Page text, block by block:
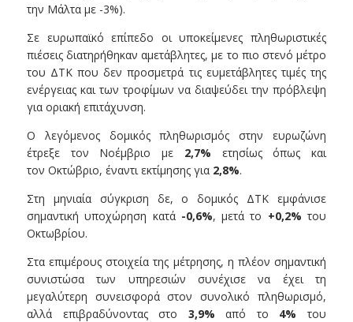
την Μάλτα με -3%).
Σε ευρωπαϊκό επίπεδο οι υποκείμενες πληθωριστικές
πιέσεις διατηρήθηκαν αμετάβλητες, με το πιο στενό μέτρο
του ΔΤΚ που δεν προσμετρά τις ευμετάβλητες τιμές της
ενέργειας και των τροφίμων να διαψεύδει την πρόβλεψη
για οριακή επιτάχυνση.
Ο λεγόμενος δομικός πληθωρισμός στην ευρωζώνη
έτρεξε τον Νοέμβριο με 2,7% ετησίως όπως και
τον Οκτώβριο, έναντι εκτίμησης για 2,8%.
Στη μηνιαία σύγκριση δε, ο δομικός ΔΤΚ εμφάνισε
σημαντική υποχώρηση κατά -0,6%, μετά το +0,2% του
Οκτωβρίου.
Στα επιμέρους στοιχεία της μέτρησης, η πλέον σημαντική
συνιστώσα των υπηρεσιών συνέχισε να έχει τη
μεγαλύτερη συνεισφορά στον συνολικό πληθωρισμό,
αλλά επιβραδύνοντας στο 3,9% από το 4% του